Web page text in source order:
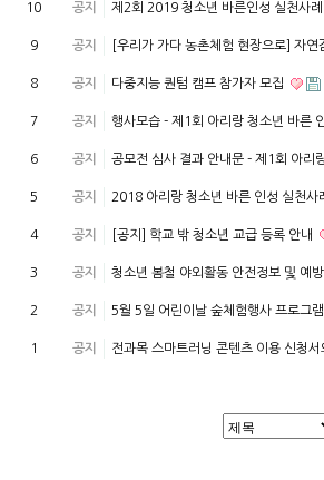
10 공지 제2회 2019 청소년 바른인성 실천사
9 공지 [우리가 가다 농촌체험 현장으로] 자연
8 공지 다중지능 퀀텀 캠프 참가자 모집
7 공지 행사모습 - 제1회 아리랑 청소년 바른
6 공지 공모전 심사 결과 안내문 - 제1회 아리
5 공지 2018 아리랑 청소년 바른 인성 실천사
4 공지 [공지] 학교 밖 청소년 교급 등록 안내
3 공지 청소년 봄철 야외활동 안전정보 및 예
2 공지 5월 5일 어린이날 숲체험행사 프로그
1 공지 전과목 스마트러닝 콘텐츠 이용 신청서